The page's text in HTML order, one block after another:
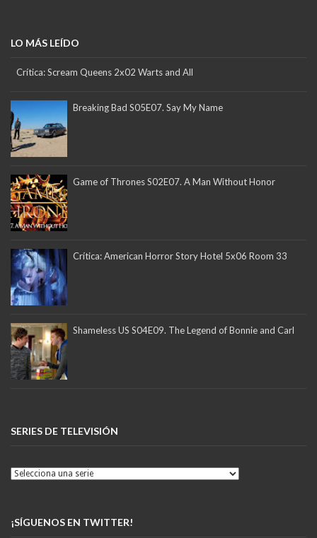
LO MÁS LEÍDO
Crítica: Scream Queens 2x02 Warts and All
Breaking Bad S05E07. Say My Name
Game of Thrones S02E07. A Man Without Honor
Crítica: American Horror Story Hotel 5x06 Room 33
Shameless US S04E09. The Legend of Bonnie and Carl
SERIES DE TELEVISIÓN
¡SÍGUENOS EN TWITTER!